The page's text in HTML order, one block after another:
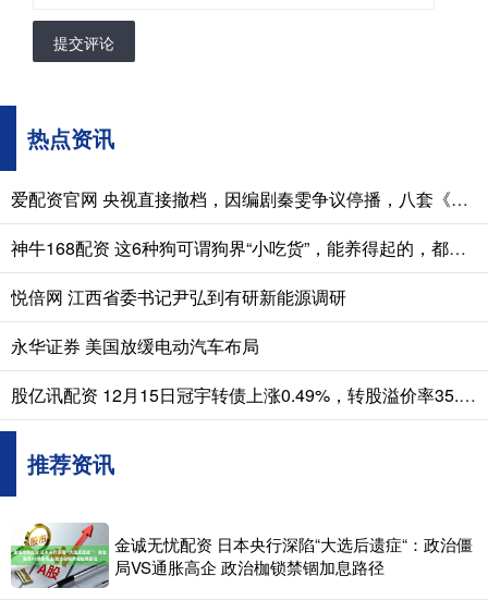
提交评论
热点资讯
爱配资官网 央视直接撤档，因编剧秦雯争议停播，八套《爱情没有神话》终于又开播了！去年11月本来就要播，整整拖了半年才开播
神牛168配资 这6种狗可谓狗界“小吃货”，能养得起的，都不是一般人！
悦倍网 江西省委书记尹弘到有研新能源调研
永华证券 美国放缓电动汽车布局
股亿讯配资 12月15日冠宇转债上涨0.49%，转股溢价率35.48%
推荐资讯
金诚无忧配资 日本央行深陷“大选后遗症“：政治僵
局VS通胀高企 政治枷锁禁锢加息路径